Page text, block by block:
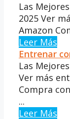
Las
2025 Ver
Amazon
Leer Más
Entrenar
Las
Ver más
Compra
...
Leer Más